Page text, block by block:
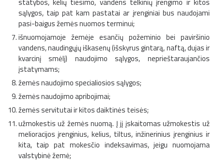
statybos, kelių tiesimo, vandens telkinių įrengimo ir kitos
sąlygos, taip pat kam pastatai ar įrenginiai bus naudojami
pasi-baigus žemės nuomos terminui;
išnuomojamoje žemėje esančių požeminio bei paviršinio
vandens, naudingųjų iškasenų (išskyrus gintarą, naftą, dujas ir
kvarcinį smėlį) naudojimo sąlygos, neprieštaraujančios
įstatymams;
žemės naudojimo specialiosios sąlygos;
žemės naudojimo apribojimai;
žemės servitutai ir kitos daiktinės teisės;
užmokestis už žemės nuomą. Į jį įskaitomas užmokestis už
melioracijos įrenginius, kelius, tiltus, inžinerinius įrenginius ir
kita, taip pat mokesčio indeksavimas, jeigu nuomojama
valstybinė žemė;